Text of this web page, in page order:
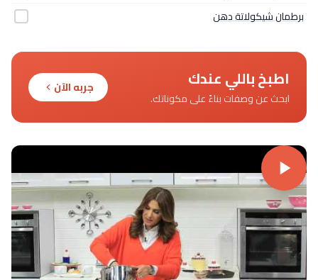
برطمان شيكولاتة دهن
اطبخ باللي عندك
ابحث عن وصفات بناءً على مكوناتك.
جربه الآن